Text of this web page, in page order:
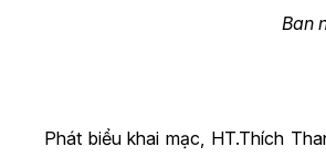
Ban
Phát biểu khai mạc, HT.Thích